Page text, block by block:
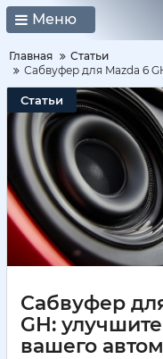
Меню
Главная
Статьи
Сабвуфер для Mazda 6
Статьи
Сабвуфер
GH:
вашего